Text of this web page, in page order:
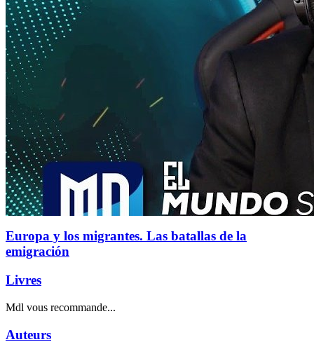
Europa y los migrantes. Las batallas de la
emigración
Livres
Mdl vous recommande...
Auteurs